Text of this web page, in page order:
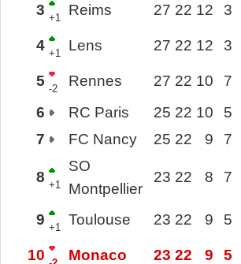
3 +1 Reims 27 22 12 3
4 +1 Lens 27 22 12 3
5 -2 Rennes 27 22 10 7
6
RC Paris 25 22 10 5
7
FC Nancy 25 22 9 7
8 +1
SO
Montpellier
23 22 8 7
9 +1 Toulouse 23 22 9 5
10 Monaco 23 22 9 5